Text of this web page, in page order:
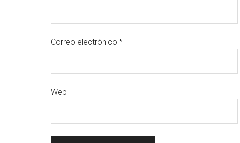
Correo electrónico *
Web